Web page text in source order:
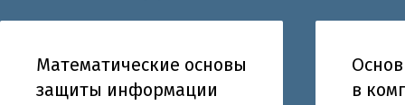
Математические основы
защиты информации
в